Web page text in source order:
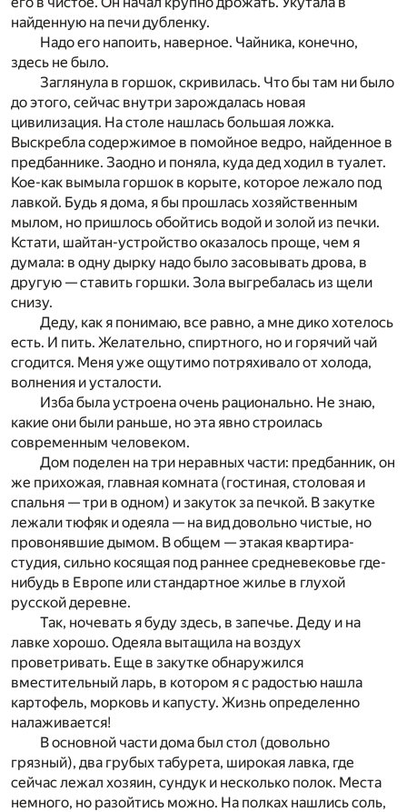
найденную на печи дубленку.
Надо его напоить, наверное. Чайника, конечно,
здесь не было.
Заглянула в горшок, скривилась. Что бы там ни было
до этого, сейчас внутри зарождалась новая
цивилизация. На столе нашлась большая ложка.
Выскребла содержимое в помойное ведро, найденное в
предбаннике. Заодно и поняла, куда дед ходил в туалет.
Кое-как вымыла горшок в корыте, которое лежало под
лавкой. Будь я дома, я бы прошлась хозяйственным
мылом, но пришлось обойтись водой и золой из печки.
Кстати, шайтан-устройство оказалось проще, чем я
думала: в одну дырку надо было засовывать дрова, в
другую — ставить горшки. Зола выгребалась из щели
снизу.
Деду, как я понимаю, все равно, а мне дико хотелось
есть. И пить. Желательно, спиртного, но и горячий чай
сгодится. Меня уже ощутимо потряхивало от холода,
волнения и усталости.
Изба была устроена очень рационально. Не знаю,
какие они были раньше, но эта явно строилась
современным человеком.
Дом поделен на три неравных части: предбанник, он
же прихожая, главная комната (гостиная, столовая и
спальня — три в одном) и закуток за печкой. В закутке
лежали тюфяк и одеяла — на вид довольно чистые, но
провонявшие дымом. В общем — этакая квартира-
студия, сильно косящая под раннее средневековье где-
нибудь в Европе или стандартное жилье в глухой
русской деревне.
Так, ночевать я буду здесь, в запечье. Деду и на
лавке хорошо. Одеяла вытащила на воздух
проветривать. Еще в закутке обнаружился
вместительный ларь, в котором я с радостью нашла
картофель, морковь и капусту. Жизнь определенно
налаживается!
В основной части дома был стол (довольно
грязный), два грубых табурета, широкая лавка, где
сейчас лежал хозяин, сундук и несколько полок. Места
немного, но разойтись можно. На полках нашлись соль,